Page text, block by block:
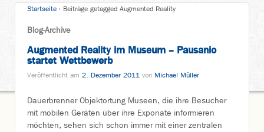
Startseite › Beiträge getagged Augmented Reality
Blog-Archive
Augmented Reality im Museum – Pausanio
startet Wettbewerb
Veröffentlicht am 2. Dezember 2011 von Michael Müller
Dauerbrenner Objektortung Museen, die ihre Besucher
mit mobilen Geräten über ihre Exponate informieren
möchten, sehen sich schon immer mit einer zentralen